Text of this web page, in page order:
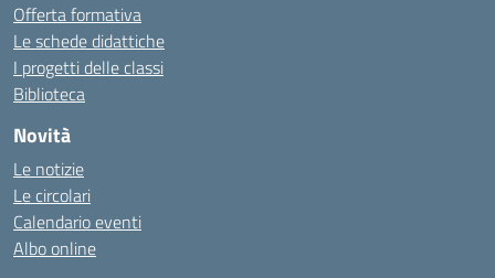
Offerta formativa
Le schede didattiche
I progetti delle classi
Biblioteca
Novità
Le notizie
Le circolari
Calendario eventi
Albo online